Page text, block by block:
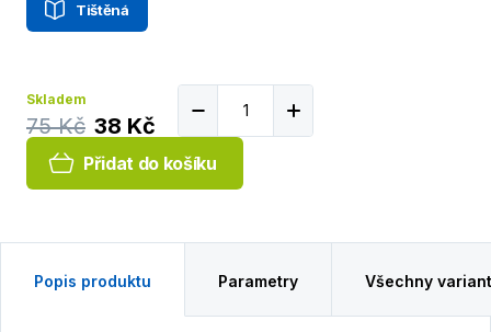
Tištěná
Skladem
75 Kč 38 Kč
Přidat do košíku
Popis produktu Parametry Všechny